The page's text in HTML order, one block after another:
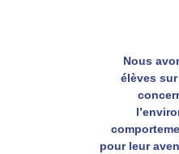
Nous
élèves
pour leur